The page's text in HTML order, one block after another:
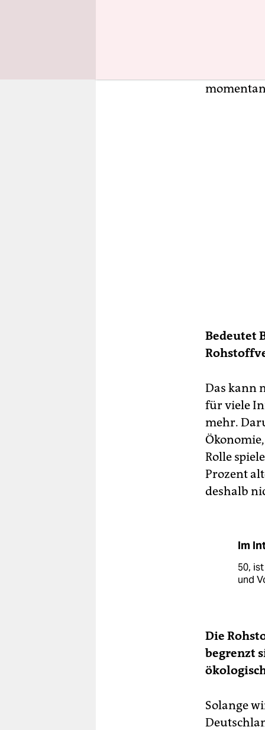
bei
sich das
Bedeutet
Das kann
für viele
mehr.
Rolle
Prozent
deshalb
Im
50,
und
Die
begrenzt
Solange